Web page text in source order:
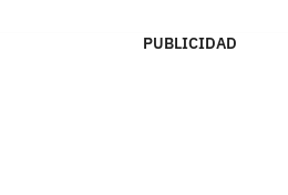
PUBLICIDAD